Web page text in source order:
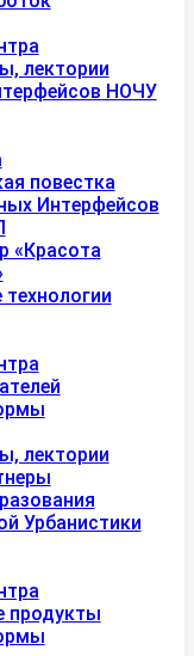
лектории
НОЧУ
повестка
Интерфейсов
«Красота
лектории
Урбанистики
продукты